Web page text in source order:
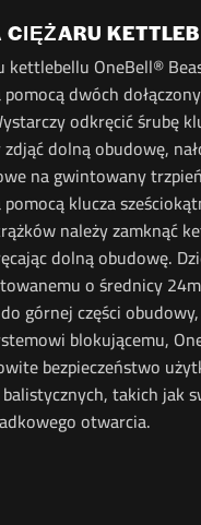
CIĘŻARU
kettlebellu OneBell®
dwóch
odkręcić śrubę
dolną obudowę,
na gwintowany
klucza
należy zamknąć
dolną obudowę.
o średnicy
górnej części
blokującemu,
bezpieczeństwo
takich jak
otwarcia.